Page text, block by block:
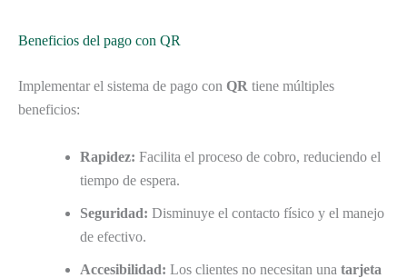
Beneficios del pago con QR
Implementar el sistema de pago con QR tiene múltiples
beneficios:
Rapidez: Facilita el proceso de cobro, reduciendo el
tiempo de espera.
Seguridad: Disminuye el contacto físico y el manejo
de efectivo.
Accesibilidad: Los clientes no necesitan una tarjeta